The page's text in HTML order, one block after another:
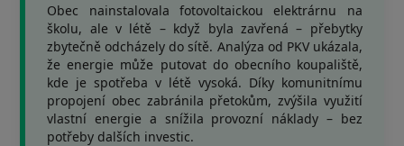
Obec nainstalovala fotovoltaickou elektrárnu na
školu, ale v létě – když byla zavřená – přebytky
zbytečně odcházely do sítě. Analýza od PKV ukázala,
že energie může putovat do obecního koupaliště,
kde je spotřeba v létě vysoká. Díky komunitnímu
propojení obec zabránila přetokům, zvýšila využití
vlastní energie a snížila provozní náklady – bez
potřeby dalších investic.